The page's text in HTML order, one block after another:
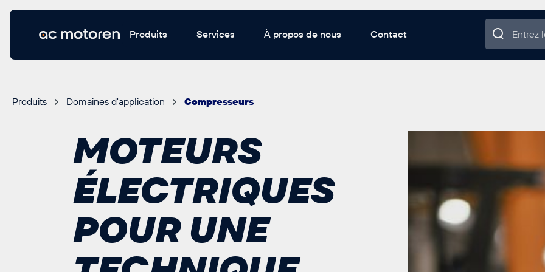
principal
Produits
Services À propos de nous Contact
Produits Domaines d'application Compresseurs
MOTEURS
ÉLECTRIQUES
POUR UNE